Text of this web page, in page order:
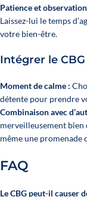
Patience et
Laissez-lui le temps
votre bien-être.
Intégrer le
Moment de calme :
détente pour prendre
Combinaison avec
merveilleusement bien
même une promenade
FAQ
Le CBG peut-il causer